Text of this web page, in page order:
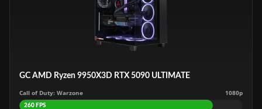
GC AMD Ryzen 9950X3D RTX 5090 ULTIMATE
Call of Duty: Warzone 1080p
260 FPS